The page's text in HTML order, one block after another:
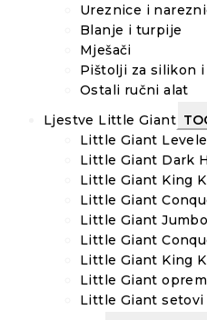
Ureznice i
Blanje i turpije
Mješači
Pištolji za silikon
Ostali ručni alat
Ljestve Little Giant
Little Giant
Little Giant Dark
Little Giant King
Little Giant
Little Giant
Little Giant
Little Giant King
Little Giant
Little Giant setovi